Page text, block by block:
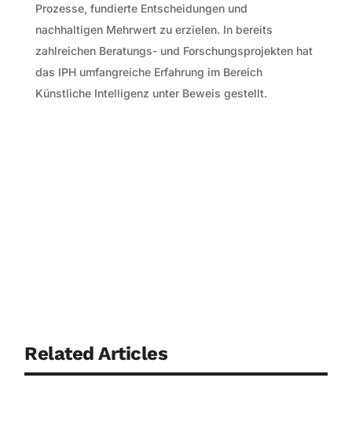
Prozesse, fundierte Entscheidungen und
nachhaltigen Mehrwert zu erzielen. In bereits
zahlreichen Beratungs- und Forschungsprojekten hat
das IPH umfangreiche Erfahrung im Bereich
Künstliche Intelligenz unter Beweis gestellt.
Related Articles